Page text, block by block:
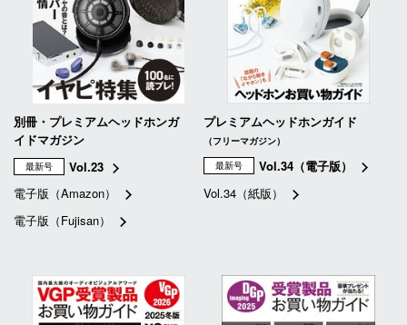
別冊・プレミアムヘッドホンガ
イドマガジン
最新号
Vol.23
電子版（Amazon）
電子版（Fujisan）
プレミアムヘッドホンガイド
（フリーマガジン）
最新号
Vol.34（電子版）
Vol.34（紙版）